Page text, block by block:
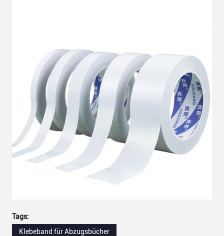
Tags:
Klebeband für Abzugsbücher